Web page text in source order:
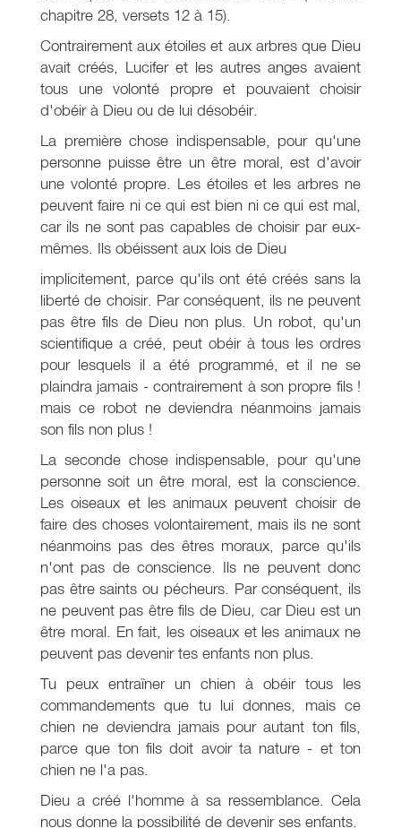
chapitre 28, versets 12 à 15).
Contrairement aux étoiles et aux arbres que Dieu
avait créés, Lucifer et les autres anges avaient
tous une volonté propre et pouvaient choisir
d'obéir à Dieu ou de lui désobéir.
La première chose indispensable, pour qu'une
personne puisse être un être moral, est d'avoir
une volonté propre. Les étoiles et les arbres ne
peuvent faire ni ce qui est bien ni ce qui est mal,
car ils ne sont pas capables de choisir par eux-
mêmes. Ils obéissent aux lois de Dieu
implicitement, parce qu'ils ont été créés sans la
liberté de choisir. Par conséquent, ils ne peuvent
pas être fils de Dieu non plus. Un robot, qu'un
scientifique a créé, peut obéir à tous les ordres
pour lesquels il a été programmé, et il ne se
plaindra jamais - contrairement à son propre fils !
mais ce robot ne deviendra néanmoins jamais
son fils non plus !
La seconde chose indispensable, pour qu'une
personne soit un être moral, est la conscience.
Les oiseaux et les animaux peuvent choisir de
faire des choses volontairement, mais ils ne sont
néanmoins pas des êtres moraux, parce qu'ils
n'ont pas de conscience. Ils ne peuvent donc
pas être saints ou pécheurs. Par conséquent, ils
ne peuvent pas être fils de Dieu, car Dieu est un
être moral. En fait, les oiseaux et les animaux ne
peuvent pas devenir tes enfants non plus.
Tu peux entraîner un chien à obéir tous les
commandements que tu lui donnes, mais ce
chien ne deviendra jamais pour autant ton fils,
parce que ton fils doit avoir ta nature - et ton
chien ne l'a pas.
Dieu a créé l'homme à sa ressemblance. Cela
nous donne la possibilité de devenir ses enfants.